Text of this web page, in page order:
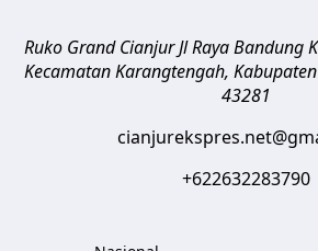
Ruko Grand Cianjur Jl Raya Bandung
Kecamatan Karangtengah,
43281
+622632283790